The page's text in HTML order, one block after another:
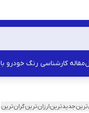
مقاله کارشناسی رنگ خودرو با uv-1260
جدیدترینارزان‌ترینگران‌ترین